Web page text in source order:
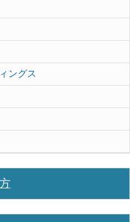
ングス